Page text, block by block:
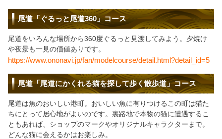
尾道「ぐるっと尾道360」コース
尾道をいろんな場所から360度ぐるっと見渡してみよう。夕焼け
や夜景も一見の価値ありです。
https://www.ononavi.jp/fan/modelcourse/detail.html?detail_id=5
尾道「尾道にかくれる猫を探して歩く散歩道」コース
尾道は魚のおいしい港町。おいしい魚に有りつけるこの町は猫た
ちにとって居心地がよいのです。裏路地で本物の猫に遭遇するこ
ともあれば、ショップのマークやオリジナルキャラクターまで。
どんな猫に会えるかはお楽しみ。